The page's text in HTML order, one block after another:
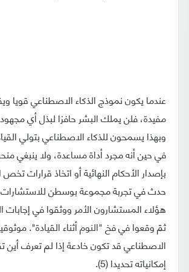
عندما يكون نموذج الذكاء الاصطناعي قويا
مفيدة، فلن يملك البشر حافزا لبذل أي
وبهذا يسمحون للذكاء الاصطناعي بتولي
في حين أنه مجرد أداة مساعدة، ولا ينبغي
بإصدار الأحكام النهائية أو اتخاذ قرارات
حدث في تجربة مجموعة بوسطن
هؤلاء المستشارون الأمر ووثقوا في إجابات
ثمّ وقعوا في فخ "النوم أثناء القيادة".
الاصطناعي قد تكون خادعة إذا لم تعرف أين
إمكانياته تحديدا (5).